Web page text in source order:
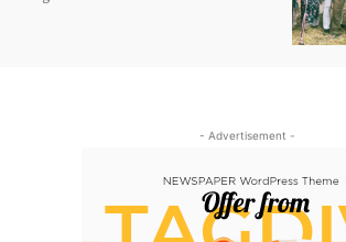
- Advertisement -